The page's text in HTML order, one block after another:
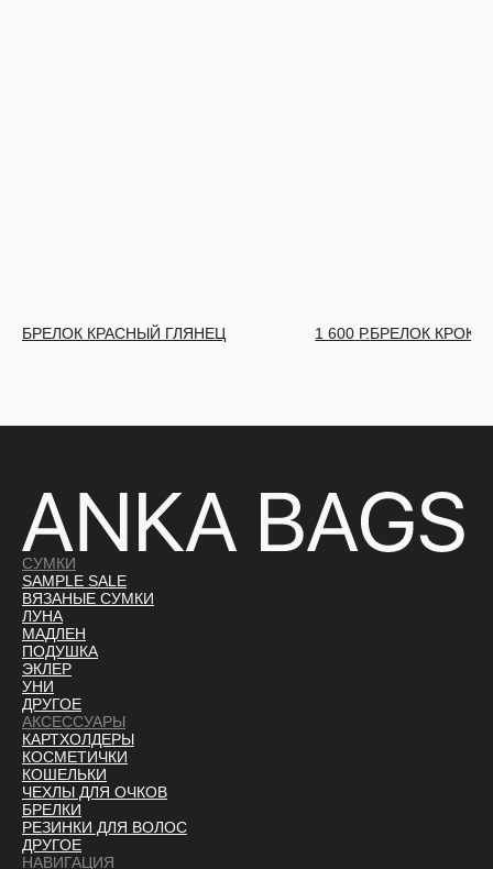
БРЕЛОК КРАСНЫЙ ГЛЯНЕЦ 1 600 Р.БРЕЛОК КРОКО
СУМКИ
SAMPLE SALE
ВЯЗАНЫЕ СУМКИ
ЛУНА
МАДЛЕН
ПОДУШКА
ЭКЛЕР
УНИ
ДРУГОЕ
АКСЕССУАРЫ
КАРТХОЛДЕРЫ
КОСМЕТИЧКИ
КОШЕЛЬКИ
ЧЕХЛЫ ДЛЯ ОЧКОВ
БРЕЛКИ
РЕЗИНКИ ДЛЯ ВОЛОС
ДРУГОЕ
НАВИГАЦИЯ